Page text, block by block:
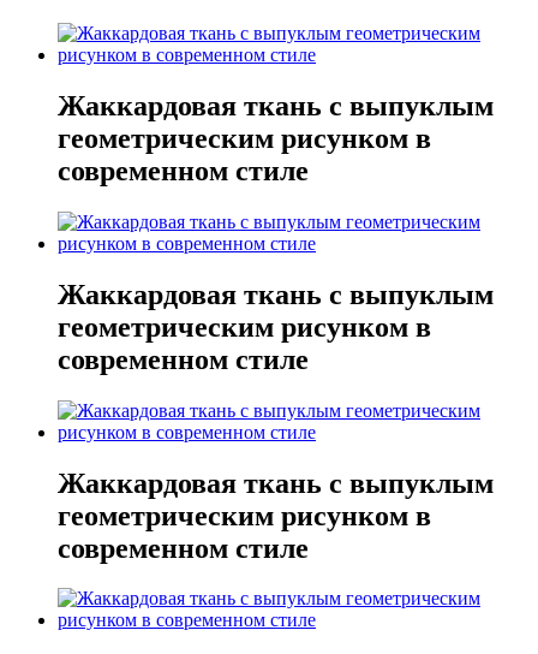
Жаккардовая ткань с выпуклым
геометрическим рисунком в
современном стиле
Жаккардовая ткань с выпуклым
геометрическим рисунком в
современном стиле
Жаккардовая ткань с выпуклым
геометрическим рисунком в
современном стиле